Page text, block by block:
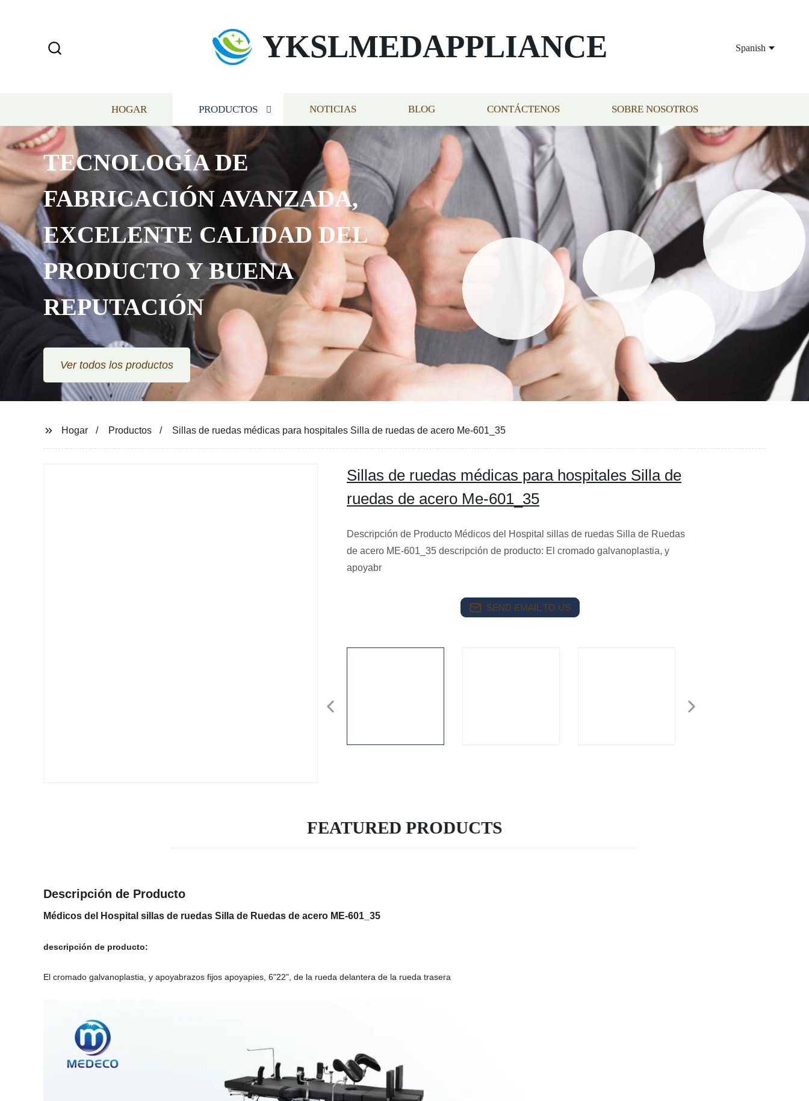
YKSLMEDAPPLIANCE Spanish
HOGAR PRODUCTOS NOTICIAS BLOG CONTÁCTENOS SOBRE NOSOTROS
TECNOLOGÍA DE
FABRICACIÓN AVANZADA,
EXCELENTE CALIDAD DEL
PRODUCTO Y BUENA
REPUTACIÓN
Ver todos los productos
Hogar Productos Sillas de ruedas médicas para hospitales Silla de ruedas de acero Me-601_35
Sillas de ruedas médicas para hospitales Silla de
ruedas de acero Me-601_35
Descripción de Producto Médicos del Hospital sillas de ruedas Silla de Ruedas
de acero ME-601_35 descripción de producto: El cromado galvanoplastia, y
apoyabr
SEND EMAIL TO US
FEATURED PRODUCTS
Descripción de Producto
Médicos del Hospital sillas de ruedas Silla de Ruedas de acero ME-601_35
descripción de producto:
El cromado galvanoplastia, y apoyabrazos fijos apoyapies, 6"22", de la rueda delantera de la rueda trasera